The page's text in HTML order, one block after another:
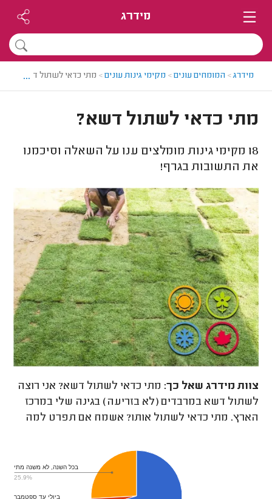
מידרג
מידרג> המומחים עונים> מקימי גינות עונים> מתי כדאי לשתול דשא?
...
מתי כדאי לשתול דשא?
18 מקימי גינות מומלצים ענו על השאלה וסיכמנו
את התשובות בגרף!
צוות מידרג שאל כך: מתי כדאי לשתול דשא? אני רוצה
לשתול דשא במרבדים (לא בזריעה) בגינה שלי במרכז
הארץ. מתי כדאי לשתול אותו? אשמח אם תפרט למה
ביולי עד ספטמבר
בכל השנה, לא משנה מתי
25.9%